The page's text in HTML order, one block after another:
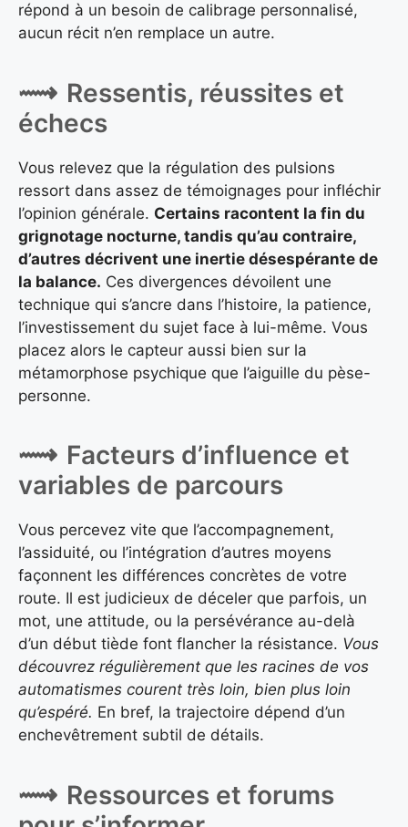
répond à un besoin de calibrage personnalisé,
aucun récit n’en remplace un autre.
Ressentis, réussites et
échecs
Vous relevez que la régulation des pulsions
ressort dans assez de témoignages pour infléchir
l’opinion générale. Certains racontent la fin du
grignotage nocturne, tandis qu’au contraire,
d’autres décrivent une inertie désespérante de
la balance. Ces divergences dévoilent une
technique qui s’ancre dans l’histoire, la patience,
l’investissement du sujet face à lui-même. Vous
placez alors le capteur aussi bien sur la
métamorphose psychique que l’aiguille du pèse-
personne.
Facteurs d’influence et
variables de parcours
Vous percevez vite que l’accompagnement,
l’assiduité, ou l’intégration d’autres moyens
façonnent les différences concrètes de votre
route. Il est judicieux de déceler que parfois, un
mot, une attitude, ou la persévérance au-delà
d’un début tiède font flancher la résistance. Vous
découvrez régulièrement que les racines de vos
automatismes courent très loin, bien plus loin
qu’espéré. En bref, la trajectoire dépend d’un
enchevêtrement subtil de détails.
Ressources et forums